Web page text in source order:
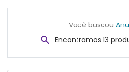
Você buscou
Encontramos 13